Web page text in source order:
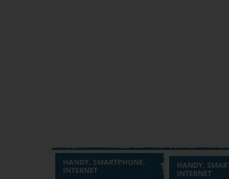
HANDY, SMARTPHONE,
INTERNET
HANDY,
INTERNET